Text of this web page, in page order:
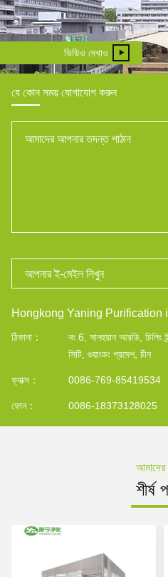
ভিডিও দেখাও
যে কোন সময় যোগাযোগ করুন
Hongkong Yaning Purification
ঠিকানা：
নং 6, সানহুয়ান আরডি, চিলিং
সিটি, গুয়াংডং প্রদেশ, চীন
ফ্যাক্স： 0086-769-85419534
ফোন： 0086-18373128025
শীর্ষ